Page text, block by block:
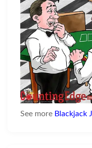
See more Blackjack